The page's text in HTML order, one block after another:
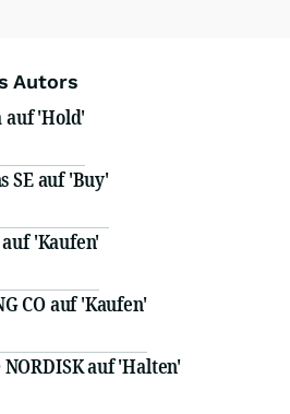
Autors
auf 'Hold'
SE auf 'Buy'
'Kaufen'
CO auf 'Kaufen'
auf 'Halten'